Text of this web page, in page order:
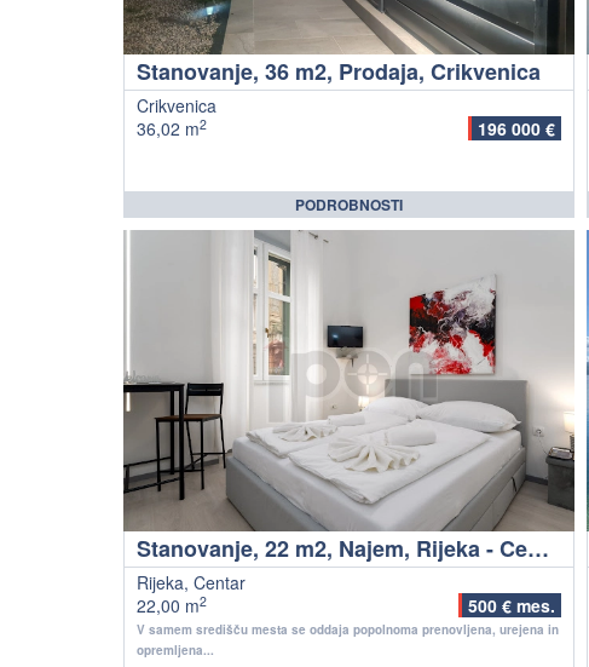
Stanovanje, 36 m2, Prodaja, Crikvenica
Crikvenica
36,02 m2 196 000 €
PODROBNOSTI
Stanovanje, 22 m2, Najem, Rijeka - Centar
Rijeka, Centar
22,00 m2 500 € mes.
V samem središču mesta se oddaja popolnoma prenovljena, urejena in
opremljena...